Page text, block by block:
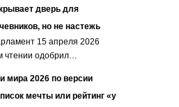
дверь для
но не настежь
15 апреля 2026
чтении одобрил…
мира 2026 по версии
мечты или рейтинг «у